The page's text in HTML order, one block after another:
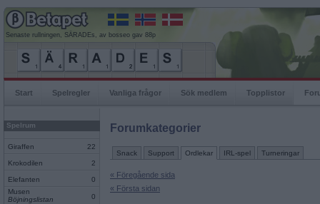
Senaste rullningen, SÄRADEs, av bosseo gav 88p
Start Spelregler Vanliga frågor Sök medlem Topplistor
Spelrum
Giraffen 22
Krokodilen 2
Elefanten
0
Musen
Böjningslistan
0
Forumkategorier
Snack Support Ordlekar IRL-spel Turneringar
« Föregående sida
« Första sidan